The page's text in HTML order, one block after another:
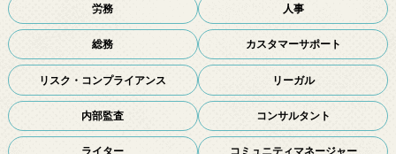
労務 人事
総務 カスタマーサポート
リスク・コンプライアンス リーガル
内部監査 コンサルタント
ライター コミュニティマネージャー